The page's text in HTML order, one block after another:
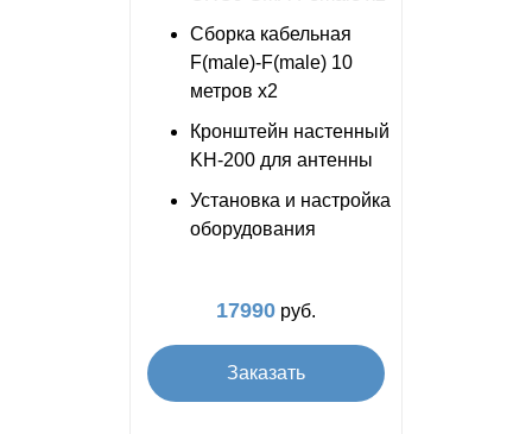
Сборка кабельная
F(male)-F(male) 10
метров x2
Кронштейн настенный
KH-200 для антенны
Установка и настройка
оборудования
17990 руб.
Заказать